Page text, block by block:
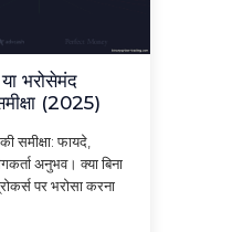
भरोसेमंद
(2025)
फायदे,
अनुभव। क्या बिना
पर भरोसा करना